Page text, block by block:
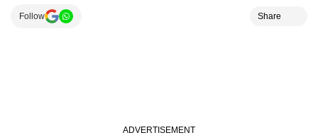
Follow Share